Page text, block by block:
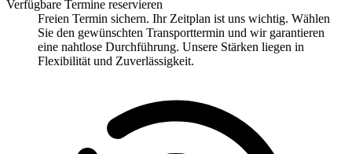
Verfügbare Termine reservieren
Freien Termin sichern. Ihr Zeitplan ist uns wichtig. Wählen
Sie den gewünschten Transporttermin und wir garantieren
eine nahtlose Durchführung. Unsere Stärken liegen in
Flexibilität und Zuverlässigkeit.